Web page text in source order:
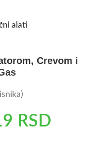
alati
Crevom i
RSD